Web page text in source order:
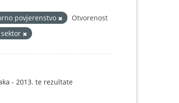
povjerenstvo
Otvorenost
sektor
- 2013. te rezultate